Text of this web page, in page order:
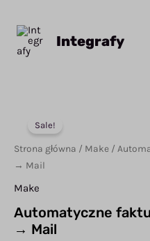
Integrafy
Sale!
Strona główna / Make /
→ Mail
Make
Automatyczne
→ Mail